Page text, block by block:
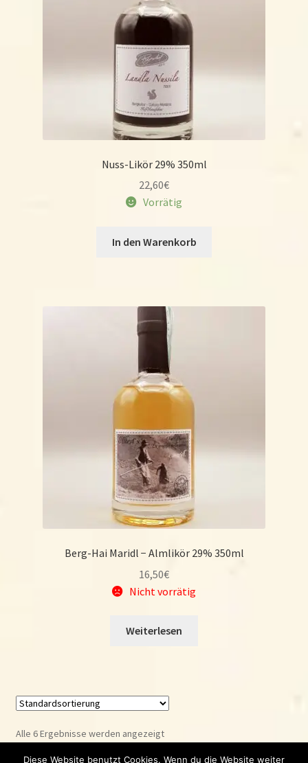
Nuss-Likör 29% 350ml
22,60€
Vorrätig
In den Warenkorb
Berg-Hai Maridl − Almlikör 29% 350ml
16,50€
Nicht vorrätig
Weiterlesen
Alle 6 Ergebnisse werden angezeigt
Diese Website benutzt Cookies. Wenn du die Website weiter